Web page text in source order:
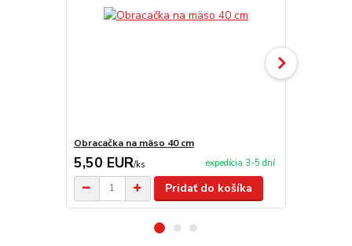
Obracačka na mäso 40 cm
5,50 EUR/ks expedícia 3-5 dní
Pridať do košíka